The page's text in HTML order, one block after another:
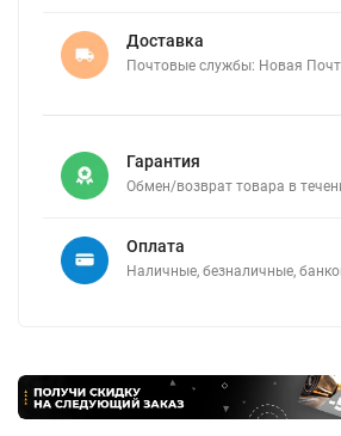
Доставка
Почтовые службы: Новая
Гарантия
Обмен/возврат товара в
Оплата
Наличные, безналичные,